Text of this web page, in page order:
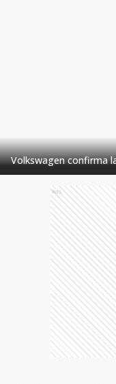
Volkswagen confirma
Ads